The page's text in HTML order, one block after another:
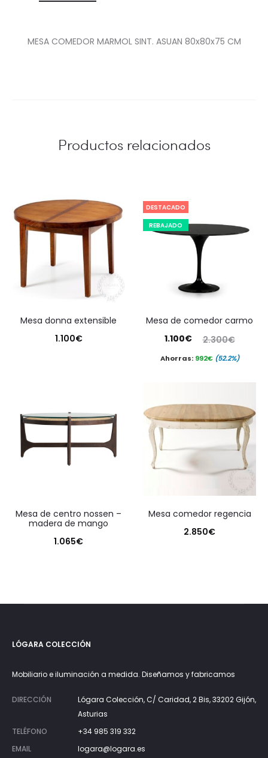
MESA COMEDOR MARMOL SINT. ASUAN 80x80x75 CM
Productos relacionados
mesa donna extensible
1.100€
DESTACADO
REBAJADO
mesa de comedor carmo
2.300€
El
precio
2.300€.
1.100€
El
precio
1.100€.
Ahorras: 992€ (52.2%)
mesa de centro nossen –
madera de mango
1.065€
mesa comedor regencia
2.850€
LÓGARA COLECCIÓN
Mobiliario e iluminación a medida. Diseñamos y fabricamos
DIRECCIÓN
Lógara Colección, C/ Caridad, 2 Bis, 33202 Gijón,
Asturias
TELÉFONO
+34 985 319 332
EMAIL
logara@logara.es